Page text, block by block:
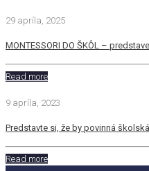
29 apríla, 2025
MONTESSORI DO ŠKÔL –
Read more
9 apríla, 2023
Predstavte si, že by povinná
Read more